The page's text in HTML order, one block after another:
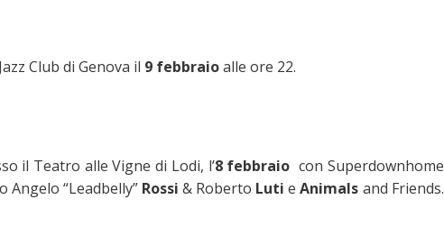
Club di Genova il 9 febbraioalle ore 22.
il Teatro alle Vigne di Lodi, l’8 febbraio con Superdownhome
Angelo “Leadbelly” Rossi & Roberto Luti eAnimals and Friends.